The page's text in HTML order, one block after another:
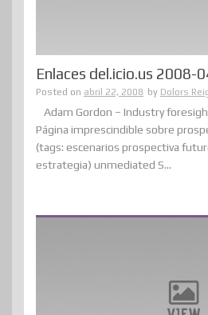
Enlaces del.icio.us 2008-
Posted on abril 22, 2008 by Dolors
Adam Gordon – Industry
Página imprescindible sobre
(tags: escenarios prospectiva
estrategia) unmediated S...